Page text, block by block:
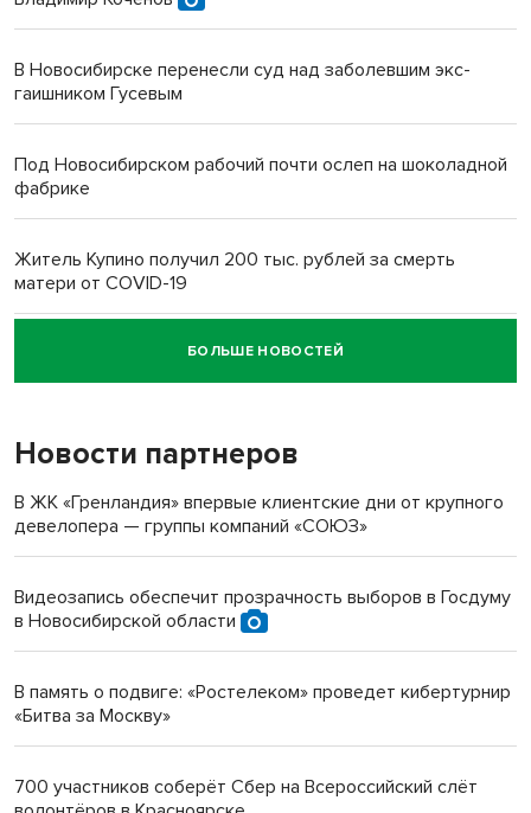
В Новосибирске перенесли суд над заболевшим экс-
гаишником Гусевым
Под Новосибирском рабочий почти ослеп на шоколадной
фабрике
Житель Купино получил 200 тыс. рублей за смерть
матери от COVID-19
Новосибирский суд наказал водителя за смерть
пенсионерки на вокзале
«Мы живём на пастбище!»: в новосибирском селе лошади
терроризируют жителей
Новосибирский преподаватель с женой вошли в топ-16
БОЛЬШЕ НОВОСТЕЙ
Новости партнеров
В ЖК «Гренландия» впервые клиентские дни от крупного
девелопера — группы компаний «СОЮЗ»
Видеозапись обеспечит прозрачность выборов в Госдуму
в Новосибирской области
В память о подвиге: «Ростелеком» проведет кибертурнир
«Битва за Москву»
700 участников соберёт Сбер на Всероссийский слёт